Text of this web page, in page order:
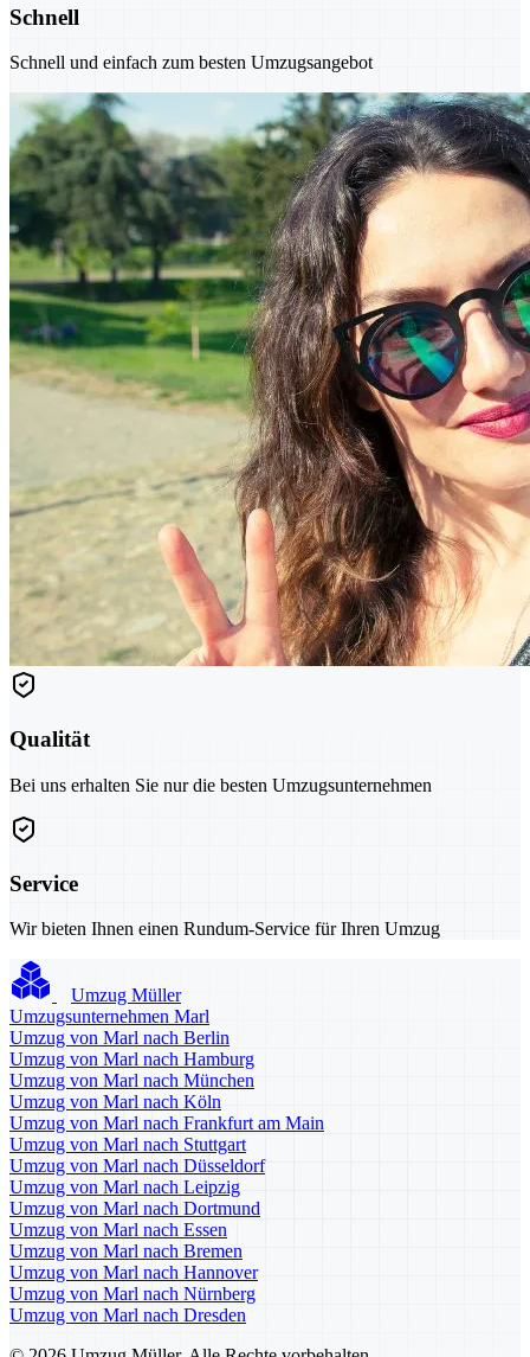
Schnell
Schnell und einfach zum besten Umzugsangebot
Qualität
Bei uns erhalten Sie nur die besten Umzugsunternehmen
Service
Wir bieten Ihnen einen Rundum-Service für Ihren Umzug
Umzug Müller
Umzugsunternehmen Marl
Umzug von Marl nach Berlin
Umzug von Marl nach Hamburg
Umzug von Marl nach München
Umzug von Marl nach Köln
Umzug von Marl nach Frankfurt am Main
Umzug von Marl nach Stuttgart
Umzug von Marl nach Düsseldorf
Umzug von Marl nach Leipzig
Umzug von Marl nach Dortmund
Umzug von Marl nach Essen
Umzug von Marl nach Bremen
Umzug von Marl nach Hannover
Umzug von Marl nach Nürnberg
Umzug von Marl nach Dresden